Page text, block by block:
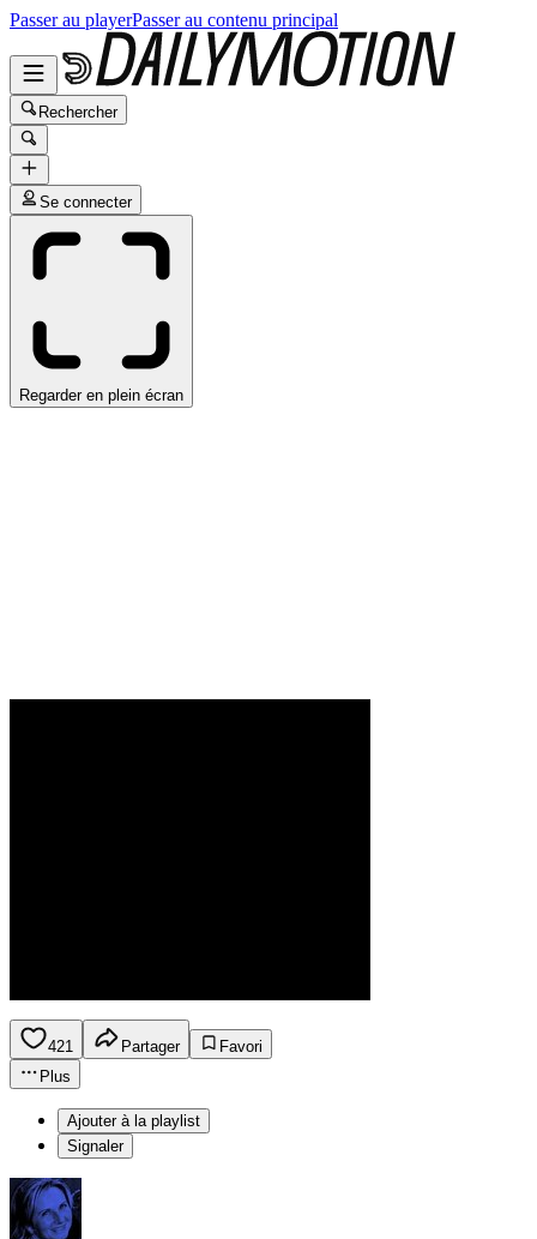
Passer au playerPasser au contenu principal
Rechercher
Se connecter
Regarder en plein écran
421 Partager
Favori
Plus
Ajouter à la playlist
Signaler